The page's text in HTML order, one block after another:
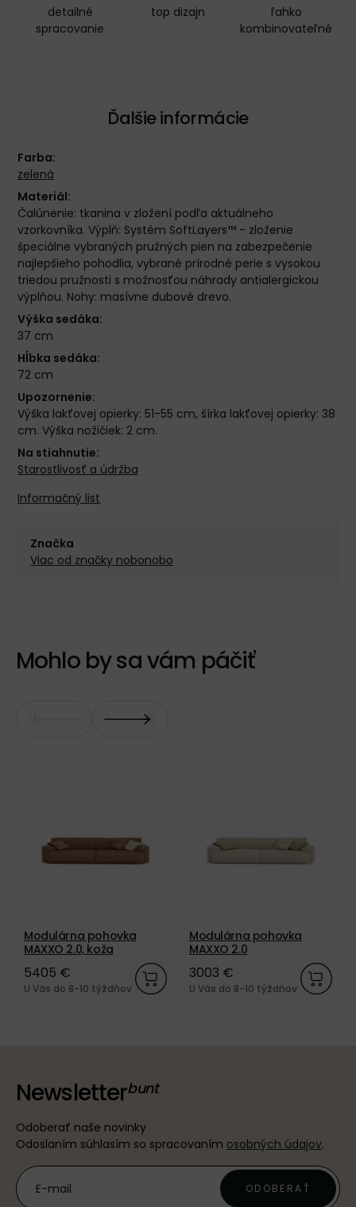
detailné
spracovanie
top dizajn
ľahko
kombinovateľné
Ďalšie informácie
Farba:
zelená
Materiál:
Čalúnenie: tkanina v zložení podľa aktuálneho
vzorkovníka. Výplň: Systém SoftLayers™ - zloženie
špeciálne vybraných pružných pien na zabezpečenie
najlepšieho pohodlia, vybrané prírodné perie s vysokou
triedou pružnosti s možnosťou náhrady antialergickou
výplňou. Nohy: masívne dubové drevo.
Výška sedáka:
37 cm
Hĺbka sedáka:
72 cm
Upozornenie:
Výška lakťovej opierky: 51-55 cm, šírka lakťovej opierky: 38
cm. Výška nožičiek: 2 cm.
Na stiahnutie:
Starostlivosť a údržba
Informačný list
Značka
Viac od značky nobonobo
Mohlo by sa vám páčiť
Modulárna pohovka
MAXXO 2.0, koža
5405 €
U Vás do 8-10 týždňov
Modulárna pohovka
MAXXO 2.0
3003 €
U Vás do 8-10 týždňov
Newsletter
Odoberať naše novinky
Odoslaním súhlasím so spracovaním osobných údajov.
ODOBERAŤ